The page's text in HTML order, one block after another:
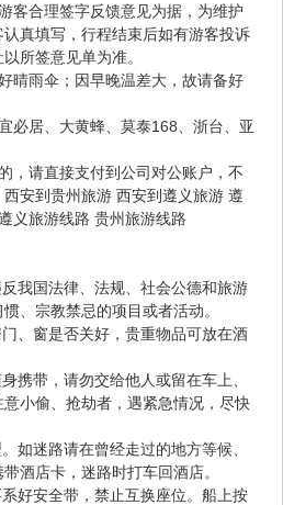
客合理签字反馈意见为据，为维护
真填写，行程结束后如有游客投诉
所签意见单为准。
晴雨伞；因早晚温差大，故请备好
必居、大黄蜂、莫泰168、浙台、亚
，请直接支付到公司对公账户，不
安到贵州旅游 西安到遵义旅游 遵
义旅游线路 贵州旅游线路
我国法律、法规、社会公德和旅游
、宗教禁忌的项目或者活动。
、窗是否关好，贵重物品可放在酒
携带，请勿交给他人或留在车上、
小偷、抢劫者，遇紧急情况，尽快
如迷路请在曾经走过的地方等候、
酒店卡，迷路时打车回酒店。
好安全带，禁止互换座位。船上按